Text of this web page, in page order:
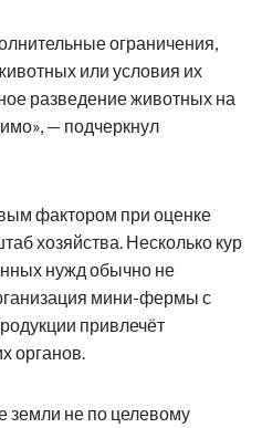
ограничения,
или условия их
разведение животных на
— подчеркнул
фактором при оценке
хозяйства. Несколько кур
нужд обычно не
мини-фермы с
привлечёт
органов.
земли не по целевому